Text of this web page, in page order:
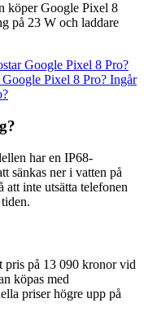
köper Google Pixel 8
på 23 W och laddare
Google Pixel 8 Pro?
Pixel 8 Pro? Ingår
har en IP68-
sänkas ner i vatten på
att inte utsätta telefonen
pris på 13 090 kronor vid
köpas med
priser högre upp på